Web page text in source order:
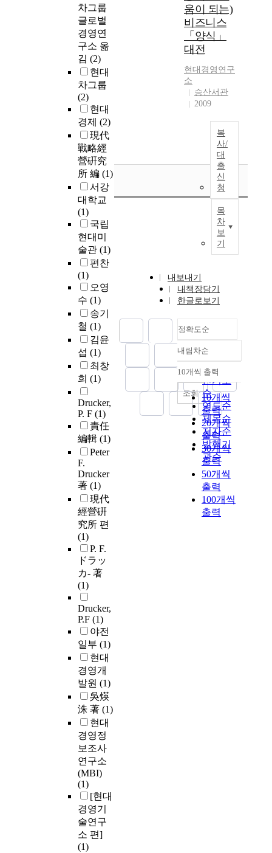
차그룹
글로벌
경영연
구소 옮
김 (2)
현대
차그룹
(2)
현대
경제 (2)
現代
戰略經
營硏究
所 編 (1)
서강
대학교
(1)
국립
현대미
술관 (1)
편찬
(1)
오영
수 (1)
송기
철 (1)
김윤
섭 (1)
최창
희 (1)
Drucker,
P. F (1)
責任
編輯 (1)
Peter
F.
Drucker
著 (1)
現代
經營硏
究所 편
(1)
P. F.
ドラッ
カ- 著
(1)
Drucker,
P.F (1)
야전
일부 (1)
현대
경영개
발원 (1)
吳煐
洙 著 (1)
현대
경영정
보조사
연구소
(MBI)
(1)
[현대
경영기
술연구
소 편]
(1)
움이 되는)
비즈니스
「양식」
대전
현대 경영연구
소
승산서관
2009
복
사/
대
출
신
청
목
차
보
기
내보내기
내책장담기
한글로보기
정확도순
정확도
순
인기도
순
연도순
제목순
저자순
발행기
관순
내림차순
내림차순
10개씩 출력
10개씩
출력
20개씩
출력
30개씩
출력
50개씩
출력
100개씩
출력
조회